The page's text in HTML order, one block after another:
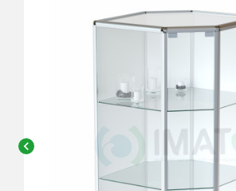
chevron_left